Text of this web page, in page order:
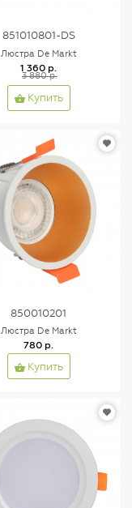
851010801-DS
Люстра De Markt
1 360 р.
3 880 р.
Купить
850010201
Люстра De Markt
780 р.
Купить